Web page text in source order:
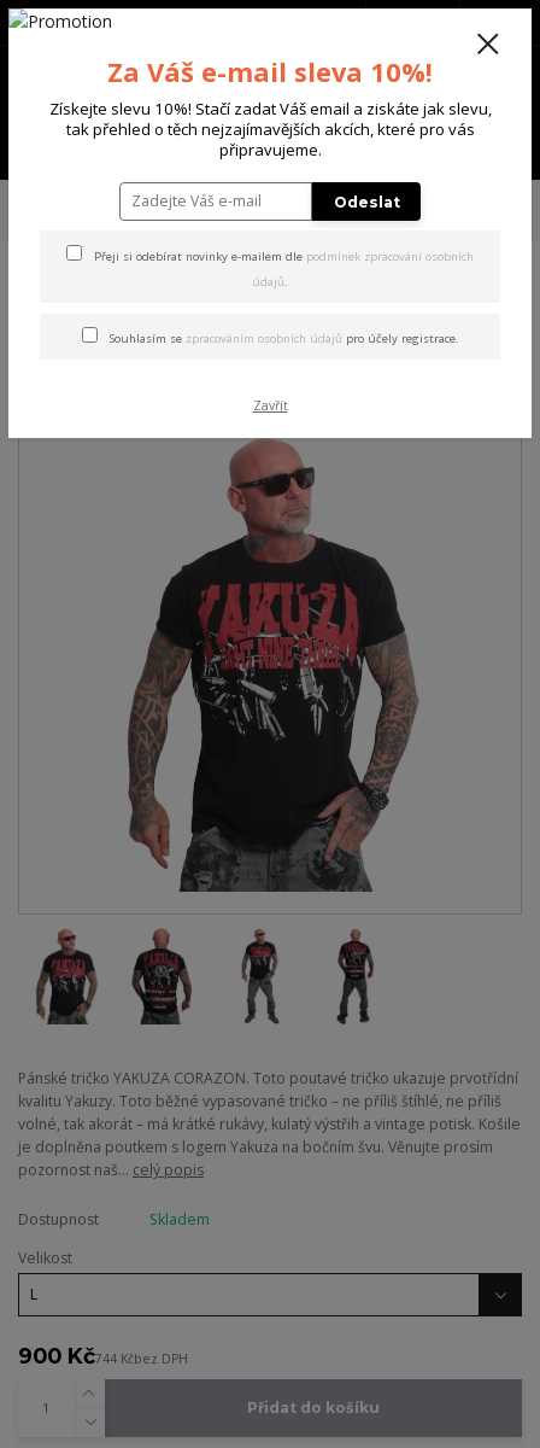
Menu
+420 702 136 620
TRIKA & TÍLKA
Yakuza pánské tričko Corazon Regular
Regular T-Shirt black L
Pánské tričko YAKUZA CORAZON. Toto poutavé tričko ukazuje prvotřídní
kvalitu Yakuzy. Toto běžné vypasované tričko – ne příliš štíhlé, ne příliš
volné, tak akorát – má krátké rukávy, kulatý výstřih a vintage potisk. Košile
je doplněna poutkem s logem Yakuza na bočním švu. Věnujte prosím
pozornost naš... celý popis
Dostupnost
Skladem
Velikost
900 Kč744 Kčbez DPH
Přidat do košíku
Za Váš e-mail sleva 10%!
Získejte slevu 10%! Stačí zadat Váš email a ziskáte jak slevu,
tak přehled o těch nejzajímavějších akcích, které pro vás
připravujeme.
Odeslat
Přeji si odebírat novinky e-mailem dle podmínek zpracování osobních
údajů.
Souhlasím se zpracováním osobních údajů pro účely registrace.
Zavřít